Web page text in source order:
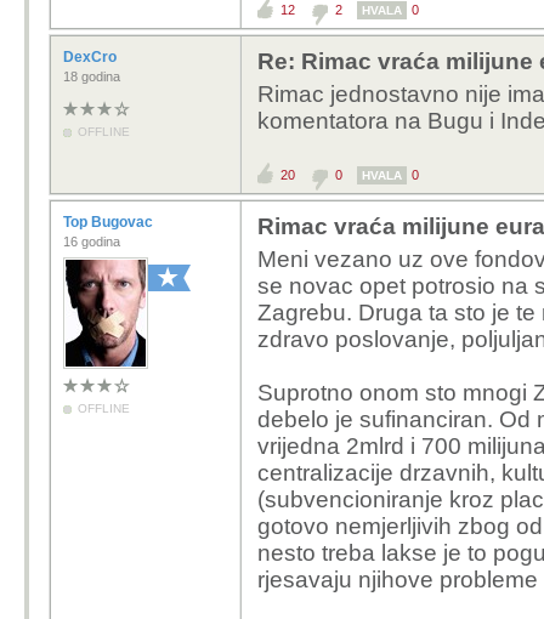
12 2 HVALA 0
DexCro
18 godina
OFFLINE
Re: Rimac vraća milijune
Rimac jednostavno nije
komentatora na Bugu i
20 0 HVALA 0
Top Bugovac
16 godina
OFFLINE
Rimac vraća milijune
Meni vezano uz ove
se novac opet potrosio na
Zagrebu. Druga ta sto je
zdravo poslovanje,
Suprotno onom sto mnogi
debelo je sufinanciran. Od
vrijedna 2mlrd i 700
centralizacije drzavnih,
(subvencioniranje kroz
gotovo nemjerljivih zbog
nesto treba lakse je to
rjesavaju njihove